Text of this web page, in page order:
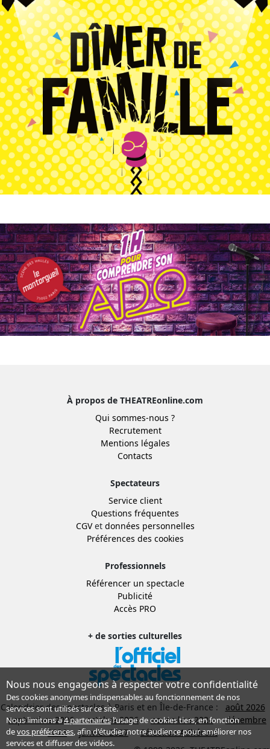
À propos de THEATREonline.com
Qui sommes-nous ?
Recrutement
Mentions légales
Contacts
Spectateurs
Service client
Questions fréquentes
CGVet données personnelles
Préférences des cookies
Professionnels
Référencer un spectacle
Publicité
Accès PRO
+ de sorties culturelles
Calendrier des spectacles à Paris et en Île-de-France :
août 2026
septembre 2026
octobre 2026 novembre 2026
décembre
2026
janvier 2027
Sélection Adhérent
Nous nous engageons à respecter votre confidentialité
Des cookies anonymes indispensables au fonctionnement de nos
services sont utilisés sur ce site.
Nous limitons à4 partenairesl’usage de cookies tiers, en fonction
devos préférences, afin d'étudier notre audience pour améliorer nos
services et diffuser des vidéos.